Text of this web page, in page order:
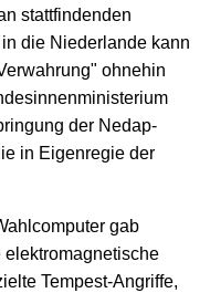
stattfindenden
die Niederlande kann
ohnehin
der Nedap-
in Eigenregie der
gab
Tempest-Angriffe,